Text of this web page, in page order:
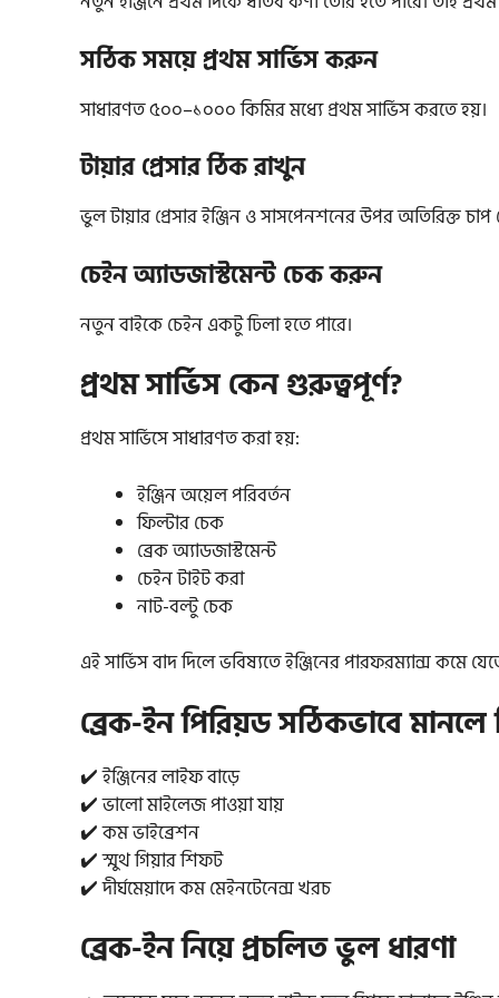
সঠিক সময়ে প্রথম সার্ভিস করুন
সাধারণত ৫০০–১০০০ কিমির মধ্যে প্রথম সার্ভিস করতে হয়।
টায়ার প্রেসার ঠিক রাখুন
ভুল টায়ার প্রেসার ইঞ্জিন ও সাসপেনশনের উপর অতিরিক্ত চাপ
চেইন অ্যাডজাস্টমেন্ট চেক করুন
নতুন বাইকে চেইন একটু ঢিলা হতে পারে।
প্রথম সার্ভিস কেন গুরুত্বপূর্ণ?
প্রথম সার্ভিসে সাধারণত করা হয়:
ইঞ্জিন অয়েল পরিবর্তন
ফিল্টার চেক
ব্রেক অ্যাডজাস্টমেন্ট
চেইন টাইট করা
নাট-বল্টু চেক
এই সার্ভিস বাদ দিলে ভবিষ্যতে ইঞ্জিনের পারফরম্যান্স কমে
ব্রেক-ইন পিরিয়ড সঠিকভাবে
✔️ ইঞ্জিনের লাইফ বাড়ে
✔️ ভালো মাইলেজ পাওয়া যায়
✔️ কম ভাইব্রেশন
✔️ স্মুথ গিয়ার শিফট
✔️ দীর্ঘমেয়াদে কম মেইনটেনেন্স খরচ
ব্রেক-ইন নিয়ে প্রচলিত ভুল ধারণা